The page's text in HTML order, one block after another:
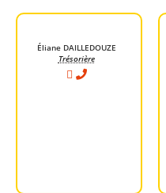
Éliane DAILLEDOUZE
Trésorière